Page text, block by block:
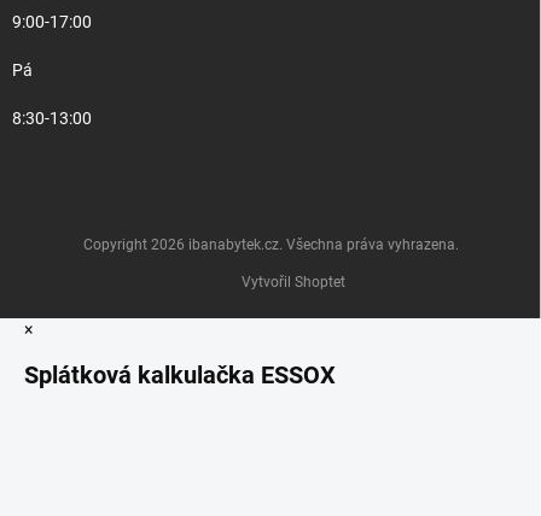
9:00-17:00
Pá
8:30-13:00
Vytvořil Shoptet
Copyright 2026 ibanabytek.cz. Všechna práva vyhrazena.
×
Splátková kalkulačka ESSOX